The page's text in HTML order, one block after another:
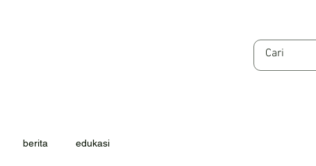
berita edukasi